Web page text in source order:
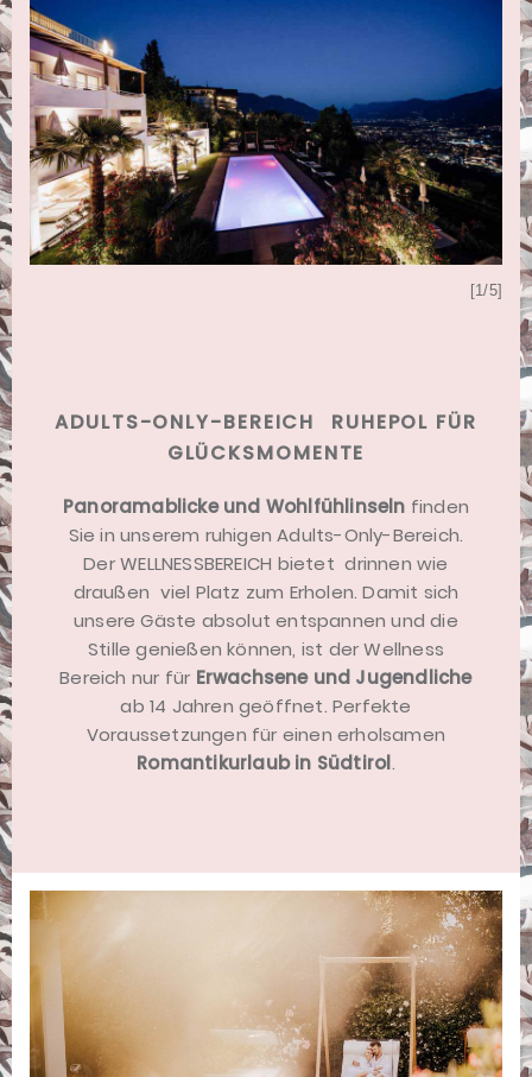
5] [1/5]
ADULTS-ONLY-BEREICH  RUHEPOL FÜR
GLÜCKSMOMENTE
Panoramablicke und Wohlfühlinseln finden
Sie in unserem ruhigen Adults-Only-Bereich.
Der WELLNESSBEREICH bietet  drinnen wie
draußen  viel Platz zum Erholen. Damit sich
unsere Gäste absolut entspannen und die
Stille genießen können, ist der Wellness
Bereich nur für Erwachsene und Jugendliche
ab 14 Jahren geöffnet. Perfekte
Voraussetzungen für einen erholsamen
Romantikurlaub in Südtirol.